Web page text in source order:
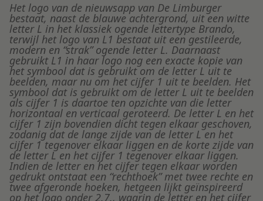
Het logo van de nieuwsapp van De Limburger
bestaat, naast de blauwe achtergrond, uit een witte
letter L in het klassiek ogende lettertype Brando,
terwijl het logo van L1 bestaat uit een gestileerde,
modern en “strak” ogende letter L. Daarnaast
gebruikt L1 in haar logo nog een exacte kopie van
het symbool dat is gebruikt om de letter L uit te
beelden, maar nu om het cijfer 1 uit te beelden. Het
symbool dat is gebruikt om de letter L uit te beelden
als cijfer 1 is daartoe ten opzichte van die letter
horizontaal en verticaal geroteerd. De letter L en het
cijfer 1 zijn bovendien dicht tegen elkaar geschoven,
zodanig dat de lange zijde van de letter L en het
cijfer 1 tegenover elkaar liggen en de korte zijde van
de letter L en het cijfer 1 tegenover elkaar liggen.
Indien de letter en het cijfer tegen elkaar worden
gedrukt ontstaat een “rechthoek” met twee rechte en
twee afgeronde hoeken, hetgeen lijkt geïnspireerd
op het logo onder 2.7., waarin de letter en het cijfer